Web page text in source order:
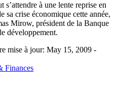
s’attendre à une lente reprise en
sa crise économique cette année,
Mirow, président de la Banque
développement.
mise à jour: May 15, 2009 -
Finances